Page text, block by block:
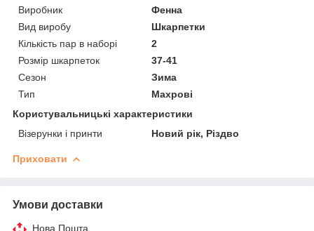
Виробник
Фенна
Вид виробу
Шкарпетки
Кількість пар в наборі
2
Розмір шкарпеток
37-41
Сезон
Зима
Тип
Махрові
Користувальницькі характеристики
Візерунки і принти
Новий рік, Різдво
Приховати
Умови доставки
Нова Пошта